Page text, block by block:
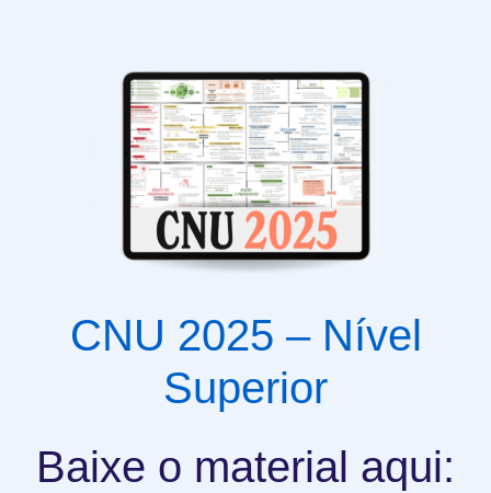
CNU 2025 – Nível
Superior
Baixe o material aqui: